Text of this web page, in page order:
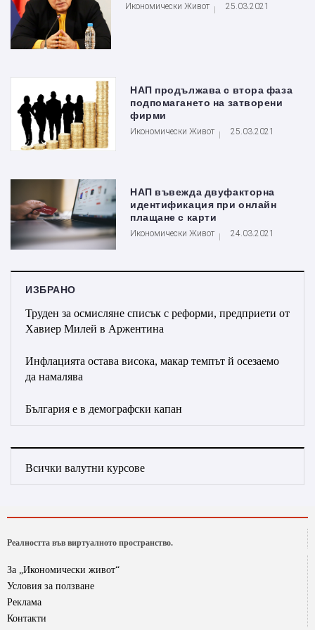
Икономически Живот 25.03.2021
НАП продължава с втора фаза
подпомагането на затворени
фирми
Икономически Живот 25.03.2021
НАП въвежда двуфакторна
идентификация при онлайн
плащане с карти
Икономически Живот 24.03.2021
ИЗБРАНО
Труден за осмисляне списък с реформи, предприети от
Хавиер Милей в Аржентина
Инфлацията остава висока, макар темпът й осезаемо
да намалява
България е в демографски капан
Всички валутни курсове
Реалността във виртуалното пространство.
За „Икономически живот“
Условия за ползване
Реклама
Контакти